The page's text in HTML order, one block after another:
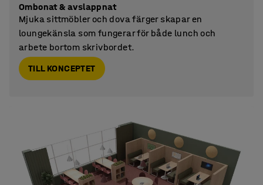
Ombonat & avslappnat
Mjuka sittmöbler och dova färger skapar en
loungekänsla som fungerar för både lunch och
arbete bortom skrivbordet.
TILL KONCEPTET